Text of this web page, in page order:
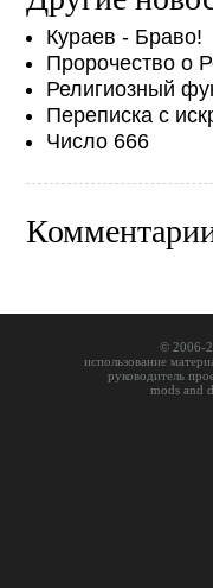
Кураев - Браво!
Пророчество о
Религиозный
Переписка с
Число 666
© 2006-
использование
руководитель
mods and